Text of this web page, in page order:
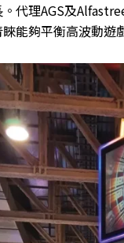
代理AGS及
能夠平衡高波動